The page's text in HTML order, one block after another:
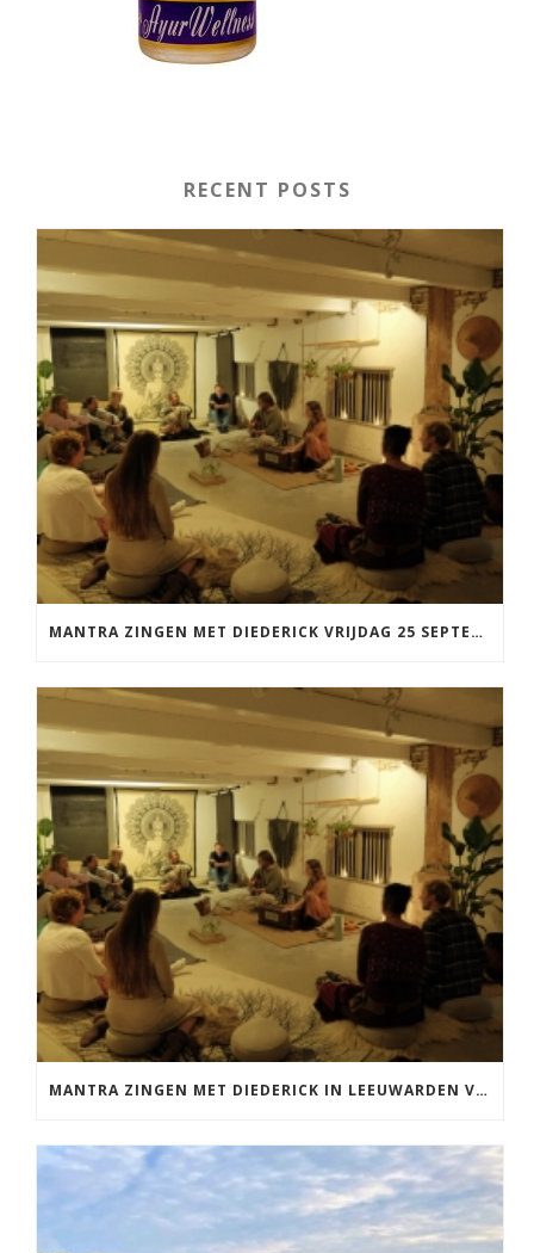
RECENT POSTS
MANTRA ZINGEN MET DIEDERICK VRIJDAG 25 SEPTEMBER EN 20 NOVEMBER
MANTRA ZINGEN MET DIEDERICK IN LEEUWARDEN VRIJDAG 12 JUNI KIRTAN